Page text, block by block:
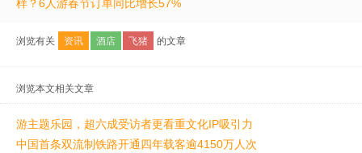
样？6人游春节订单同比增长57%
浏览有关 资讯 酒店 飞猪 的文章
浏览本文相关文章
游主题乐园，超六成受访者更看重文化IP吸引力
中国首条双流制铁路开通四年载客逾4150万人次